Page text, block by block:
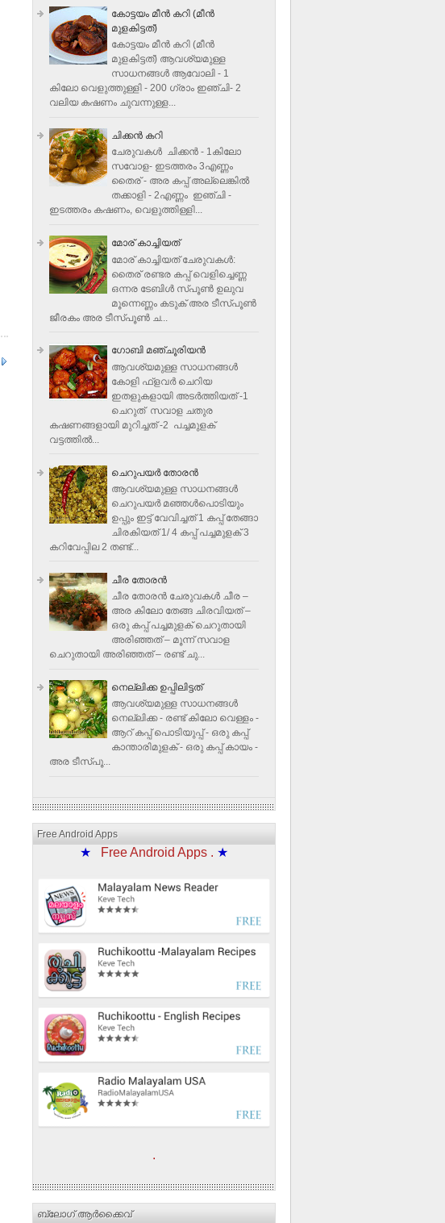
കോട്ടയം മീന്‍ കറി (മീന്‍
മുളകിട്ടത്‌)
കോട്ടയം മീന്‍ കറി (മീന്‍
മുളകിട്ടത്‌) ആവശ്യമുള്ള
സാധനങ്ങള്‍ ആവോലി - 1
കിലോ വെളുത്തുള്ളി - 200 ഗ്രാം ഇഞ്ചി- 2
വലിയ കഷണം ചുവന്നുള്ള...
ചിക്കന്‍ കറി
ചേരുവകൾ ചിക്കന്‍ - 1കിലോ
സവോള- ഇടത്തരം 3എണ്ണം
തൈര് - അര കപ്പ്‌ അല്ലെങ്കില്‍
തക്കാളി - 2എണ്ണം ഇഞ്ചി -
ഇടത്തരം കഷണം, വെളുത്തിള്ളി...
മോര് കാച്ചിയത്
മോര് കാച്ചിയത് ചേരുവകള്‍‌:
തൈര് രണ്ടര കപ്പ് വെളിച്ചെണ്ണ
ഒന്നര ടേബിള്‍ സ്പൂണ്‍ ഉലുവ
മൂന്നെണ്ണം കടുക് അര ടീസ്പൂണ്‍
ജീരകം അര ടീസ്പൂണ്‍ ച...
ഗോബി മഞ്ചൂരിയന്‍
ആവശ്യമുള്ള സാധനങ്ങൾ
കോളി ഫ്ളവര്‍ ചെറിയ
ഇതളുകളായി അടര്‍ത്തിയത് -1
ചെറുത് സവാള ചതുര
കഷണങ്ങളായി മുറിച്ചത് -2 പച്ചമുളക്
വട്ടത്തില്‍...
ചെറുപയർ തോരൻ
ആവശ്യമുള്ള സാധനങ്ങൾ
ചെറുപയർ മഞ്ഞൾപൊടിയും
ഉപ്പും ഇട്ട് വേവിച്ചത് 1 കപ്പ് തേങ്ങാ
ചിരകിയത് 1/ 4 കപ്പ് പച്ചമുളക് 3
കറിവേപ്പില 2 തണ്ട്...
ചീര തോരന്‍
ചീര തോരന്‍ ചേരുവകള്‍ ചീര –
അര കിലോ തേങ്ങ ചിരവിയത് –
ഒരു കപ്പ് പച്ചമുളക് ചെറുതായി
അരിഞ്ഞത് – മൂന്ന് സവാള
ചെറുതായി അരിഞ്ഞത് – രണ്ട് ചു...
നെല്ലിക്ക ഉപ്പിലിട്ടത്
ആവശ്യമുള്ള സാധനങ്ങള്‍
നെല്ലിക്ക - രണ്ട് കിലോ വെള്ളം -
ആറ് കപ്പ് പൊടിയുപ്പ് - ഒരു കപ്പ്
കാന്താരിമുളക് - ഒരു കപ്പ് കായം -
അര ടീസ്പൂ...
Free Android Apps
★ Free Android Apps . ★
.
ബ്ലോഗ് ആര്‍ക്കൈവ്